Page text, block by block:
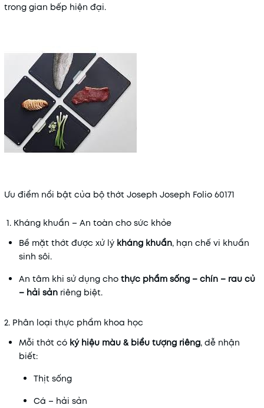
trong gian bếp hiện đại.
Ưu điểm nổi bật của bộ thớt Joseph Joseph Folio 60171
1. Kháng khuẩn – An toàn cho sức khỏe
Bề mặt thớt được xử lý kháng khuẩn, hạn chế vi khuẩn
sinh sôi.
An tâm khi sử dụng cho thực phẩm sống – chín – rau củ
– hải sản riêng biệt.
2. Phân loại thực phẩm khoa học
Mỗi thớt có ký hiệu màu & biểu tượng riêng, dễ nhận
biết:
Thịt sống
Cá – hải sản